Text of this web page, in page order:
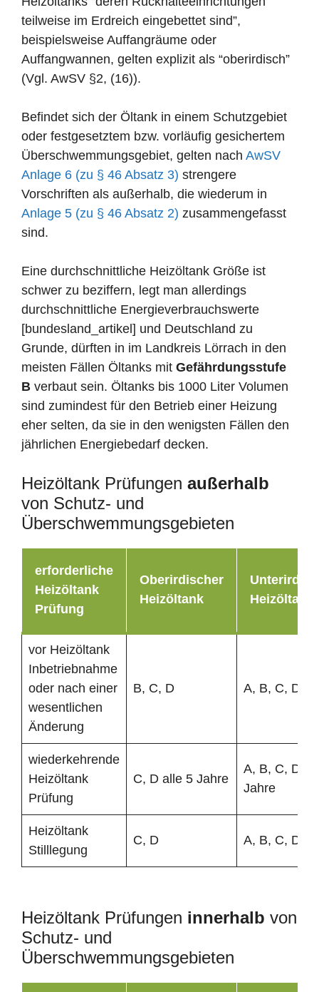
teilweise im Erdreich eingebettet sind”,
beispielsweise Auffangräume oder
Auffangwannen, gelten explizit als “oberirdisch”
(Vgl. AwSV §2, (16)).
Befindet sich der Öltank in einem Schutzgebiet
oder festgesetztem bzw. vorläufig gesichertem
Überschwemmungsgebiet, gelten nach AwSV
Anlage 6 (zu § 46 Absatz 3) strengere
Vorschriften als außerhalb, die wiederum in
Anlage 5 (zu § 46 Absatz 2) zusammengefasst
sind.
Eine durchschnittliche Heizöltank Größe ist
schwer zu beziffern, legt man allerdings
durchschnittliche Energieverbrauchswerte
[bundesland_artikel] und Deutschland zu
Grunde, dürften in im Landkreis Lörrach in den
meisten Fällen Öltanks mit Gefährdungsstufe
B verbaut sein. Öltanks bis 1000 Liter Volumen
sind zumindest für den Betrieb einer Heizung
eher selten, da sie in den wenigsten Fällen den
jährlichen Energiebedarf decken.
Heizöltank Prüfungen außerhalb
von Schutz- und
Überschwemmungsgebieten
erforderliche
Heizöltank
Prüfung
Oberirdischer
Heizöltank
Heizöltank
vor Heizöltank
Inbetriebnahme
oder nach einer
wesentlichen
Änderung
B, C, D A, B, C, D
wiederkehrende
Heizöltank
Prüfung
C, D alle 5 Jahre
A, B, C, D
Jahre
Heizöltank
Stilllegung
C, D A, B, C, D
Heizöltank Prüfungen innerhalb von
Schutz- und
Überschwemmungsgebieten